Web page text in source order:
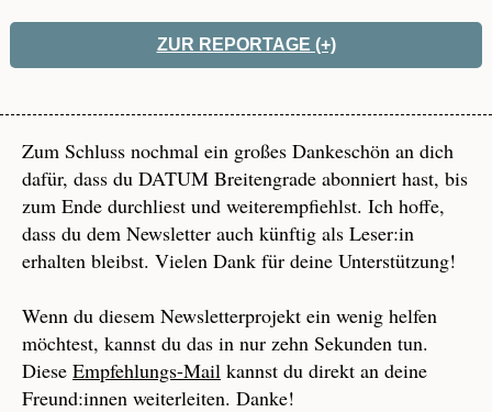
ZUR REPORTAGE (+)
Zum Schluss nochmal ein großes Dankeschön an dich
dafür, dass du DATUM Breitengrade abonniert hast, bis
zum Ende durchliest und weiterempfiehlst. Ich hoffe,
dass du dem Newsletter auch künftig als Leser:in
erhalten bleibst. Vielen Dank für deine Unterstützung!
Wenn du diesem Newsletterprojekt ein wenig helfen
möchtest, kannst du das in nur zehn Sekunden tun.
Diese Empfehlungs-Mail kannst du direkt an deine
Freund:innen weiterleiten. Danke!